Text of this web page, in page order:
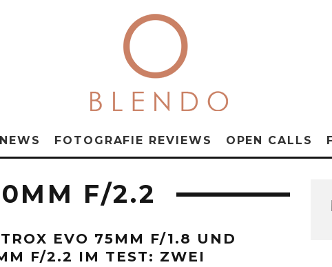
FOTOGRAFIE REVIEWS OPEN CALLS
F/2.2
EVO 75MM F/1.8 UND
F/2.2 IM TEST: ZWEI